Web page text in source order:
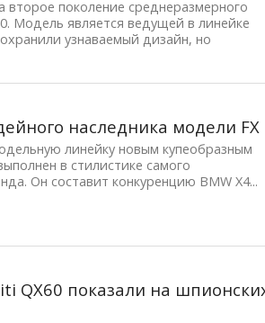
второе поколение среднеразмерного
Модель является ведущей в линейке
узнаваемый дизайн, но
наследника модели FX
линейку новым купеобразным
в стилистике самого
Он составит конкуренцию BMW X4...
QX60 показали на